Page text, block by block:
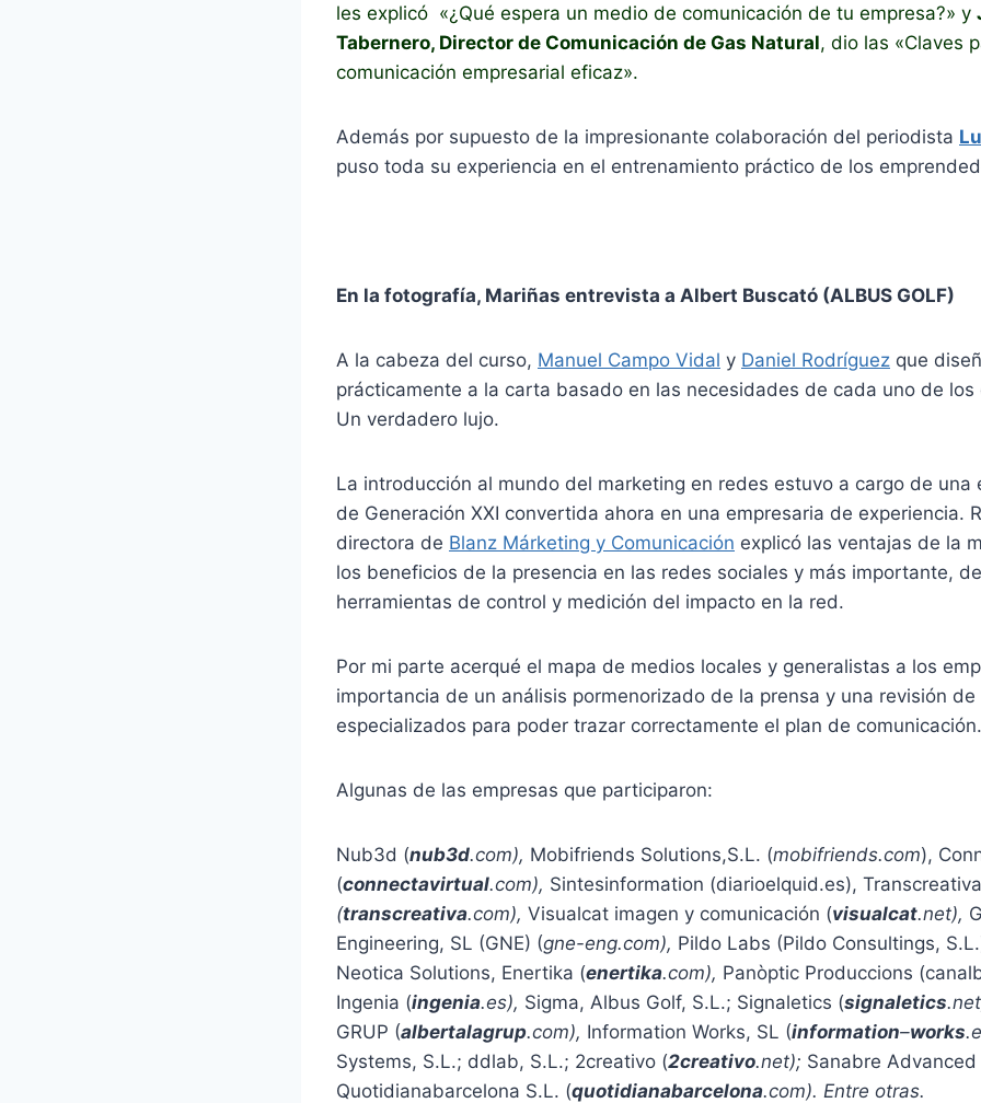
les explicó «¿Qué espera un medio de comunicación de tu empresa?» y
Tabernero, Director de Comunicación de Gas Natural, dio las «Claves
comunicación empresarial eficaz».
Además por supuesto de la impresionante colaboración del periodista
puso toda su experiencia en el entrenamiento práctico de los
En la fotografía, Mariñas entrevista a Albert Buscató (ALBUS GOLF)
A la cabeza del curso, Manuel Campo Vidal y Daniel Rodríguez que
prácticamente a la carta basado en las necesidades de cada uno de los
Un verdadero lujo.
La introducción al mundo del marketing en redes estuvo a cargo de una
de Generación XXI convertida ahora en una empresaria de experiencia.
directora de Blanz Márketing y Comunicación explicó las ventajas de la
los beneficios de la presencia en las redes sociales y más importante,
herramientas de control y medición del impacto en la red.
Por mi parte acerqué el mapa de medios locales y generalistas a los
importancia de un análisis pormenorizado de la prensa y una revisión de
especializados para poder trazar correctamente el plan de comunicación.
Algunas de las empresas que participaron:
Nub3d (nub3d.com), Mobifriends Solutions,S.L. (mobifriends.com),
(connectavirtual.com), Sintesinformation (diarioelquid.es),
(transcreativa.com), Visualcat imagen y comunicación (visualcat.net),
Engineering, SL (GNE) (gne-eng.com), Pildo Labs (Pildo Consultings,
Neotica Solutions, Enertika (enertika.com), Panòptic Produccions
Ingenia (ingenia.es), Sigma, Albus Golf, S.L.; Signaletics (signaletics.net
GRUP (albertalagrup.com), Information Works, SL (information–works
Systems, S.L.; ddlab, S.L.; 2creativo (2creativo.net); Sanabre Advanced
Quotidianabarcelona S.L. (quotidianabarcelona.com). Entre otras.